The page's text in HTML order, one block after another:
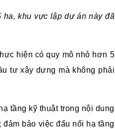
ha, khu vực lập dự án này đã
hiện có quy mô nhỏ hơn 5
tư xây dựng mà không phải
tầng kỹ thuật trong nội dung
bảo việc đấu nối hạ tầng